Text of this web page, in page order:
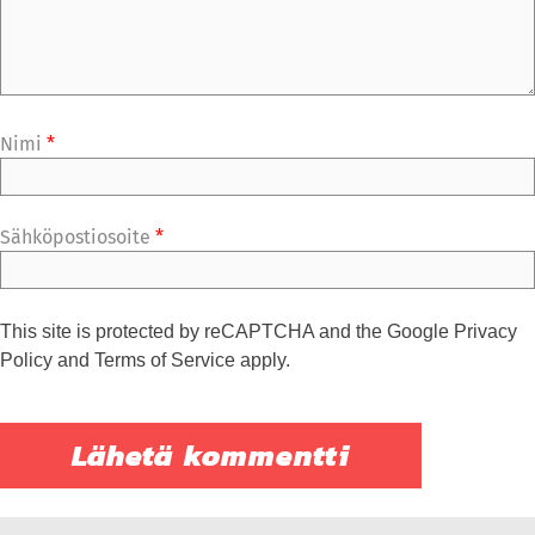
Nimi *
Sähköpostiosoite *
This site is protected by reCAPTCHA and the Google Privacy
Policy and Terms of Service apply.